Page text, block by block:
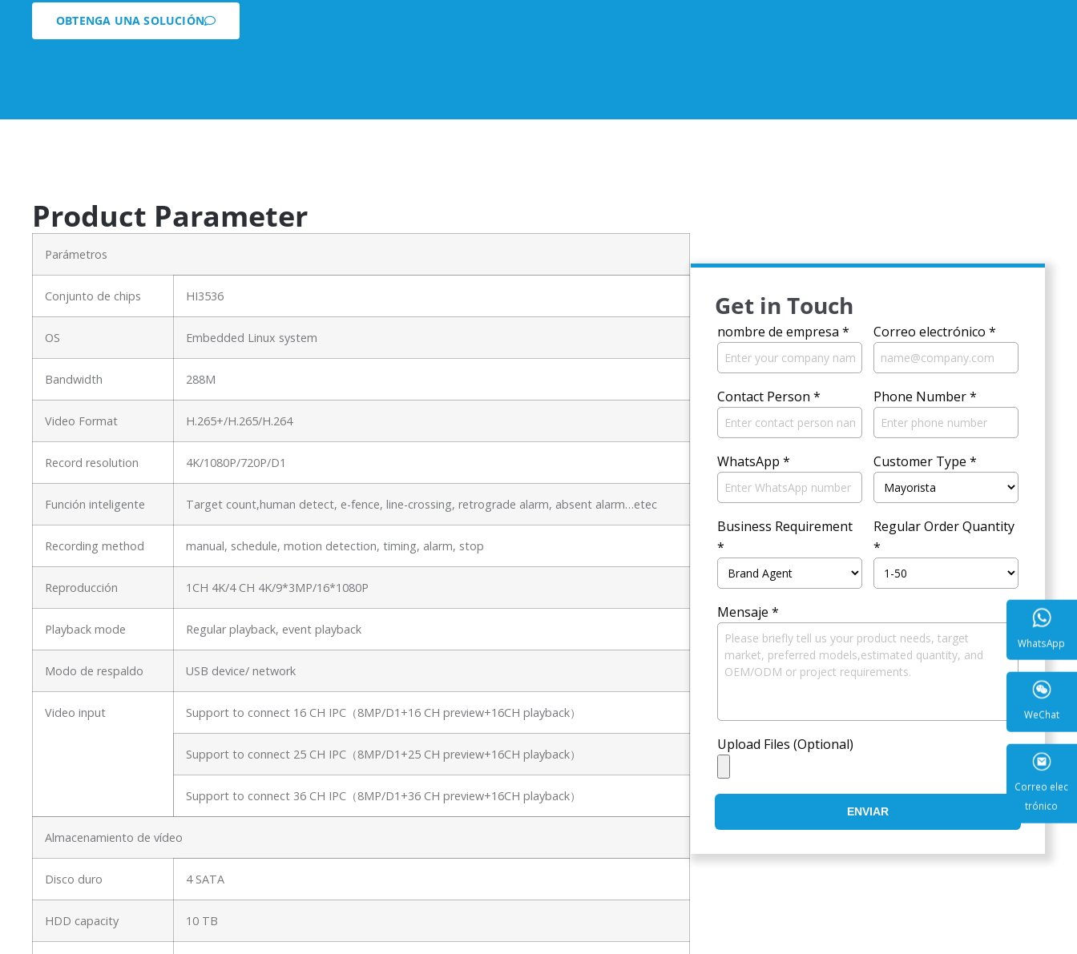
OBTENGA UNA SOLUCIÓN
Product Parameter
Parámetros
Conjunto de chips HI3536
OS Embedded Linux system
Bandwidth 288M
Video Format H.265+/H.265/H.264
Record resolution 4K/1080P/720P/D1
Función inteligente Target count,human detect, e-fence, line-crossing, retrograde alarm, absent alarm…etec
Recording method manual, schedule, motion detection, timing, alarm, stop
Reproducción 1CH 4K/4 CH 4K/9*3MP/16*1080P
Playback mode Regular playback, event playback
Modo de respaldo USB device/ network
Video input Support to connect 16 CH IPC（8MP/D1+16 CH preview+16CH playback）
Support to connect 25 CH IPC（8MP/D1+25 CH preview+16CH playback）
Support to connect 36 CH IPC（8MP/D1+36 CH preview+16CH playback）
Almacenamiento de vídeo
Disco duro 4 SATA
HDD capacity 10 TB
Get in Touch
nombre de empresa * Correo electrónico *
Contact Person * Phone Number*
WhatsApp * Customer Type *
Business Requirement
*
Regular Order Quantity
*
Mensaje *
Upload Files (Optional)
ENVIAR
Correo